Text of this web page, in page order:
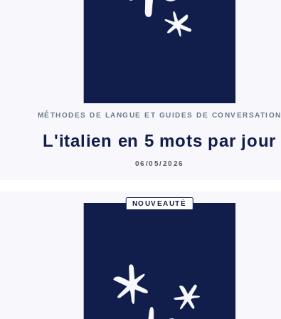
MÉTHODES DE LANGUE ET GUIDES DE CONVERSATION
L'italien en 5 mots par jour
06/05/2026
NOUVEAUTÉ